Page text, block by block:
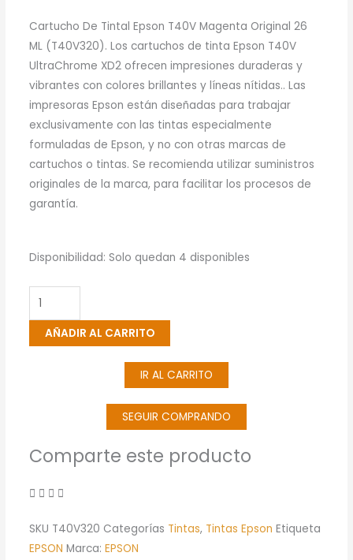
Cartucho De Tintal Epson T40V Magenta Original 26
ML (T40V320). Los cartuchos de tinta Epson T40V
UltraChrome XD2 ofrecen impresiones duraderas y
vibrantes con colores brillantes y líneas nítidas.. Las
impresoras Epson están diseñadas para trabajar
exclusivamente con las tintas especialmente
formuladas de Epson, y no con otras marcas de
cartuchos o tintas. Se recomienda utilizar suministros
originales de la marca, para facilitar los procesos de
garantía.
Disponibilidad: Solo quedan 4 disponibles
Cartucho
Tinta
Epson
T40V3
SC-
cantidad
AÑADIR AL CARRITO
IR AL CARRITO
SEGUIR COMPRANDO
Comparte este producto
SKU T40V320 Categorías Tintas, Tintas Epson Etiqueta
EPSON Marca:EPSON